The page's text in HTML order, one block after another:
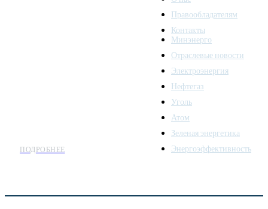
ПОДРОБНЕЕ
Правообладателям
Контакты
Минэнерго
Отраслевые новости
Электроэнергия
Нефтегаз
Уголь
Атом
Зеленая энергетика
Энергоэффективность